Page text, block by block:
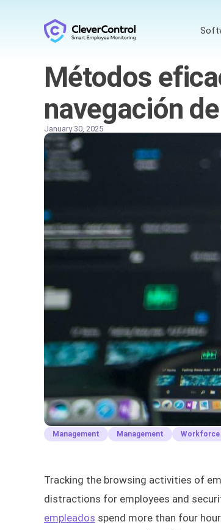
Métodos
navegación
January 30, 2025
Management Management
Tracking the browsing activities of
distractions for employees and
empleados spend more than four